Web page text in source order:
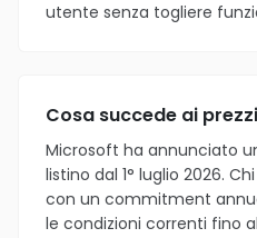
utente senza togliere
Cosa succede ai
Microsoft ha annunciato
listino dal 1° luglio 2026.
con un commitment
le condizioni correnti fino